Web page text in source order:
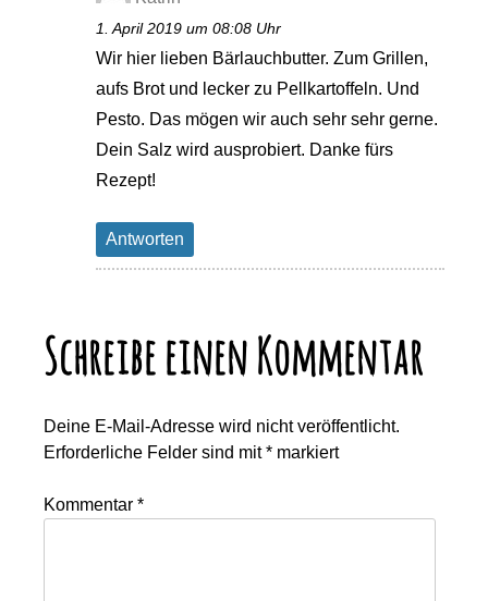
1. April 2019 um 08:08 Uhr
Wir hier lieben Bärlauchbutter. Zum Grillen,
aufs Brot und lecker zu Pellkartoffeln. Und
Pesto. Das mögen wir auch sehr sehr gerne.
Dein Salz wird ausprobiert. Danke fürs
Rezept!
Antworten
Schreibe einen Kommentar
Deine E-Mail-Adresse wird nicht veröffentlicht.
Erforderliche Felder sind mit* markiert
Kommentar*